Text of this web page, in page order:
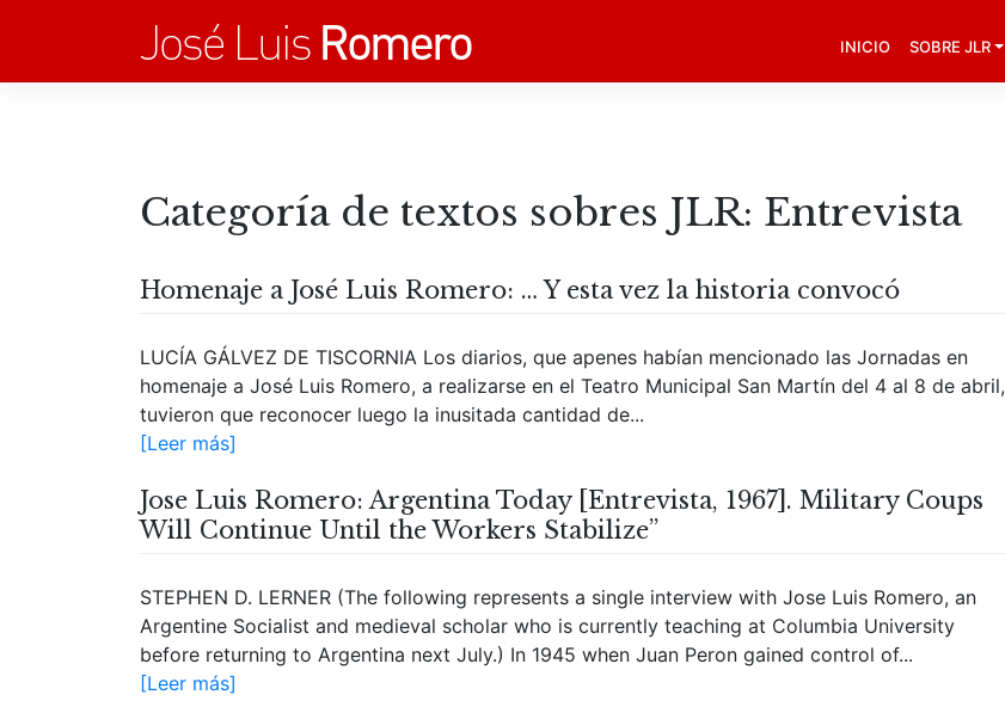
INICIO SOBRE JLR
Categoría de textos sobres JLR: Entrevista
Homenaje a José Luis Romero: … Y esta vez la historia convocó
LUCÍA GÁLVEZ DE TISCORNIA Los diarios, que apenes habían mencionado las Jornadas en
homenaje a José Luis Romero, a realizarse en el Teatro Municipal San Martín del 4 al 8 de abril,
tuvieron que reconocer luego la inusitada cantidad de...
[Leer más]
Jose Luis Romero: Argentina Today [Entrevista, 1967]. Military Coups
Will Continue Until the Workers Stabilize”
STEPHEN D. LERNER (The following represents a single interview with Jose Luis Romero, an
Argentine Socialist and medieval scholar who is currently teaching at Columbia University
before returning to Argentina next July.) In 1945 when Juan Peron gained control of...
[Leer más]